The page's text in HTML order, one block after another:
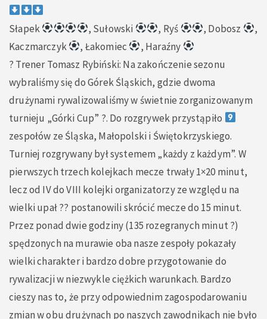
Słapek , Sułowski , Ryś , Dobosz
,
Kaczmarczyk
, Łakomiec
, Haraźny
? Trener Tomasz Rybiński: Na zakończenie sezonu
wybraliśmy się do Górek Śląskich, gdzie dwoma
drużynami rywalizowaliśmy w świetnie zorganizowanym
turnieju „Górki Cup” ?. Do rozgrywek przystąpiło
zespołów ze Śląska, Małopolski i Świętokrzyskiego.
Turniej rozgrywany był systemem „każdy z każdym”. W
pierwszych trzech kolejkach mecze trwały 1×20 minut,
lecz od IV do VIII kolejki organizatorzy ze względu na
wielki upał ?? postanowili skrócić mecze do 15 minut.
Przez ponad dwie godziny (135 rozegranych minut ?)
spędzonych na murawie oba nasze zespoły pokazały
wielki charakter i bardzo dobre przygotowanie do
rywalizacji w niezwykle ciężkich warunkach. Bardzo
cieszy nas to, że przy odpowiednim zagospodarowaniu
zmian w obu drużynach po naszych zawodnikach nie było